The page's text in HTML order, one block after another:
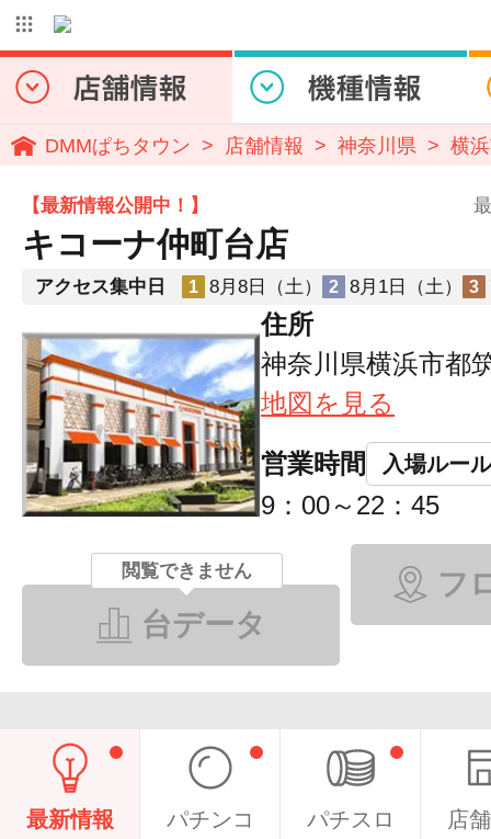
DMMぱちタウン 店舗情報 神奈川県 横
【最新情報公開中！】
キコーナ仲町台店
アクセス集中日 1 8月8日（土） 2 8月1日（土） 3
住所
神奈川県横浜市都
地図を見る
営業時間 入場ルール
9：00～22：45
閲覧できません
台データ
フ
最新情報 パチンコ パチスロ 店